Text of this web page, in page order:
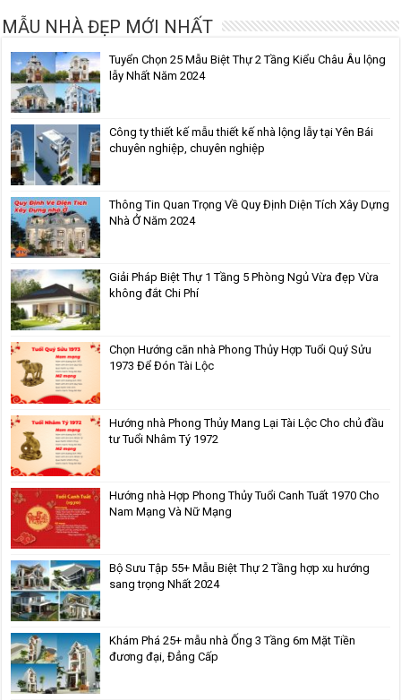
MẪU NHÀ ĐẸP MỚI NHẤT
Tuyển Chọn 25 Mẫu Biệt Thự 2 Tầng Kiểu Châu Âu lộng
lẫy Nhất Năm 2024
Công ty thiết kế mẫu thiết kế nhà lộng lẫy tại Yên Bái
chuyên nghiệp, chuyên nghiệp
Thông Tin Quan Trọng Về Quy Định Diện Tích Xây Dựng
Nhà Ở Năm 2024
Giải Pháp Biệt Thự 1 Tầng 5 Phòng Ngủ Vừa đẹp Vừa
không đắt Chi Phí
Chọn Hướng căn nhà Phong Thủy Hợp Tuổi Quý Sửu
1973 Để Đón Tài Lộc
Hướng nhà Phong Thủy Mang Lại Tài Lộc Cho chủ đầu
tư Tuổi Nhâm Tý 1972
Hướng nhà Hợp Phong Thủy Tuổi Canh Tuất 1970 Cho
Nam Mạng Và Nữ Mạng
Bộ Sưu Tập 55+ Mẫu Biệt Thự 2 Tầng hợp xu hướng
sang trọng Nhất 2024
Khám Phá 25+ mẫu nhà Ống 3 Tầng 6m Mặt Tiền
đương đại, Đẳng Cấp